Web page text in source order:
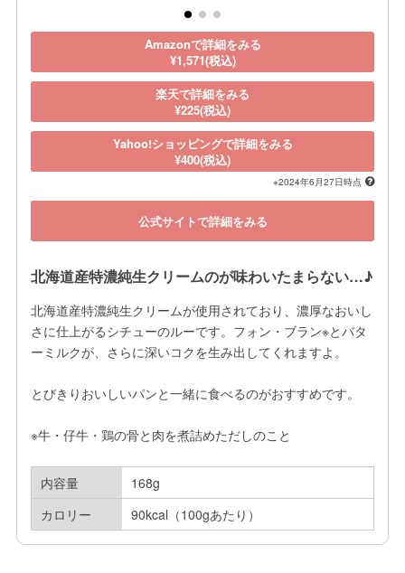
Amazonで詳細をみる
¥1,571(税込)
楽天で詳細をみる
¥225(税込)
Yahoo!ショッピングで詳細をみる
¥400(税込)
※2024年6月27日時点
公式サイトで詳細をみる
北海道産特濃純生クリームのが味わいたまらない…♪
北海道産特濃純生クリームが使用されており、濃厚なおいし
さに仕上がるシチューのルーです。フォン・ブラン※とバタ
ーミルクが、さらに深いコクを生み出してくれますよ。
とびきりおいしいパンと一緒に食べるのがおすすめです。
※牛・仔牛・鶏の骨と肉を煮詰めただしのこと
内容量
168g
カロリー
90kcal（100gあたり）